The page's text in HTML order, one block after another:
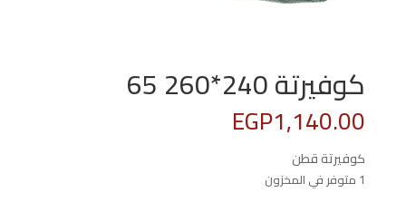
كوفيرتة 240*260 65
EGP1,140.00
كوفيرتة قطن
1 متوفر في المخزون